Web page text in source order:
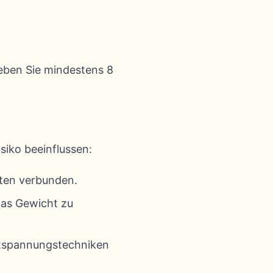
Sie mindestens 8
beeinflussen:
verbunden.
Gewicht zu